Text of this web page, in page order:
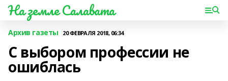
На земле Салавата
Архив газеты 20 ФЕВРАЛЯ 2018, 06:34
С выбором профессии не
ошиблась